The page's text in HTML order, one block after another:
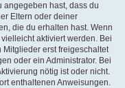
angegeben hast, dass du
Eltern oder deiner
die du erhalten hast. Wenn
aktiviert werden. Bei
erst freigeschaltet
oder ein Administrator. Bei
nötig ist oder nicht.
enthaltenen Anweisungen.